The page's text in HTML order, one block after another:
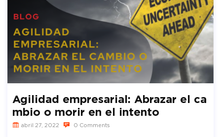
Agilidad empresarial: Abrazar el ca
mbio o morir en el intento
abril 27, 2022 0 Comments